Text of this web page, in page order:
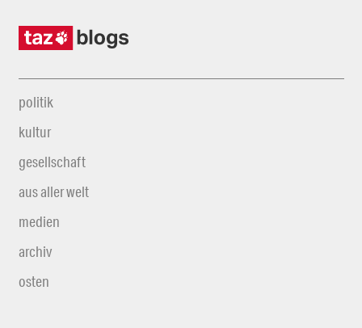
politik
kultur
gesellschaft
aus aller welt
medien
archiv
osten